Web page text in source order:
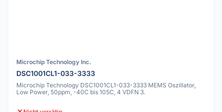
Microchip Technology Inc.
DSC1001CL1-033-3333
Microchip Technology DSC1001CL1-033-3333 MEMS Oszillator,
Low Power, 50ppm, -40C bis 105C, 4 VDFN 3.